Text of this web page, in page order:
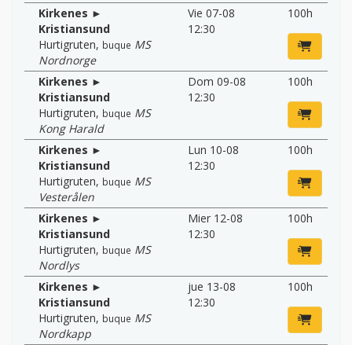
Kirkenes ►
Kristiansund
Hurtigruten, buque MS
Nordnorge
Vie 07-08
12:30
100h
Kirkenes ►
Kristiansund
Hurtigruten, buque MS
Kong Harald
Dom 09-08
12:30
100h
Kirkenes ►
Kristiansund
Hurtigruten, buque MS
Vesterålen
Lun 10-08
12:30
100h
Kirkenes ►
Kristiansund
Hurtigruten, buque MS
Nordlys
Mier 12-08
12:30
100h
Kirkenes ►
Kristiansund
Hurtigruten, buque MS
Nordkapp
jue 13-08
12:30
100h